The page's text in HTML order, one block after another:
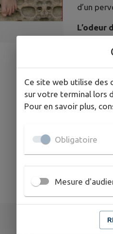
d’un
L’odeur
«
vingt
d’un
Avec les
Un
Ce site web utilise des
sur votre terminal lors
Pour en savoir plus,
Obligatoire
Mesure